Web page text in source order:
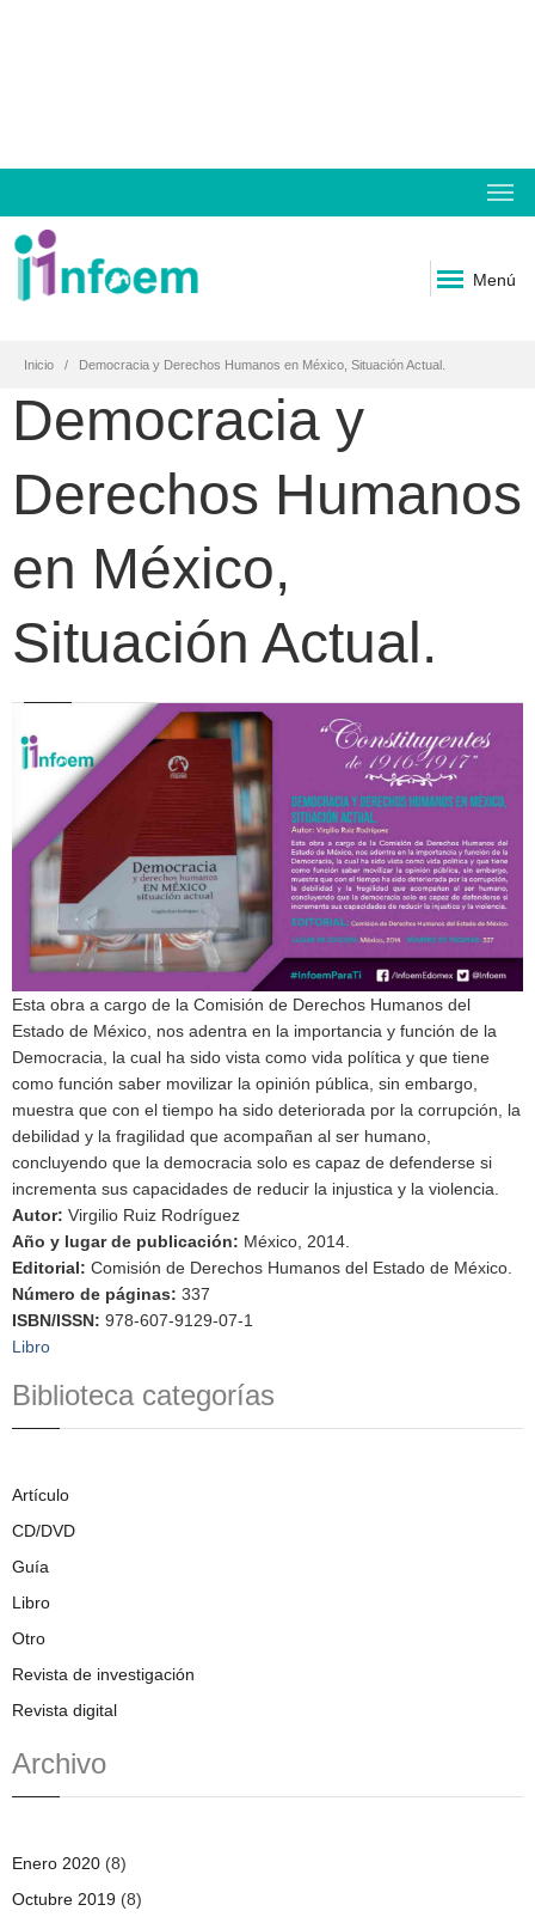
Menú
Inicio Democracia y Derechos Humanos en México, Situación Actual.
Democracia y
Derechos Humanos
en México,
Situación Actual.
Esta obra a cargo de la Comisión de Derechos Humanos del
Estado de México, nos adentra en la importancia y función de la
Democracia, la cual ha sido vista como vida política y que tiene
como función saber movilizar la opinión pública, sin embargo,
muestra que con el tiempo ha sido deteriorada por la corrupción, la
debilidad y la fragilidad que acompañan al ser humano,
concluyendo que la democracia solo es capaz de defenderse si
incrementa sus capacidades de reducir la injustica y la violencia.
Autor: Virgilio Ruiz Rodríguez
Año y lugar de publicación: México, 2014.
Editorial: Comisión de Derechos Humanos del Estado de México.
Número de páginas: 337
ISBN/ISSN: 978-607-9129-07-1
Libro
Biblioteca categorías
Artículo
CD/DVD
Guía
Libro
Otro
Revista de investigación
Revista digital
Archivo
Enero 2020 (8)
Octubre 2019 (8)